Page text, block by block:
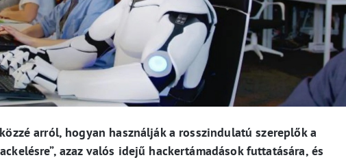
arról, hogyan használják a rosszindulatú szereplők a
azaz valós idejű hackertámadások futtatására, és